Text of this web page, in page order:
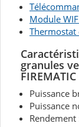
Module
Thermostat
granules
Puissance
Puissance